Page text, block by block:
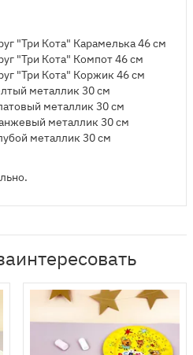
"Три Кота" Карамелька 46 см
"Три Кота" Компот 46 см
"Три Кота" Коржик 46 см​
металлик 30 см
металлик 30 см
металлик 30 см
металлик 30 см